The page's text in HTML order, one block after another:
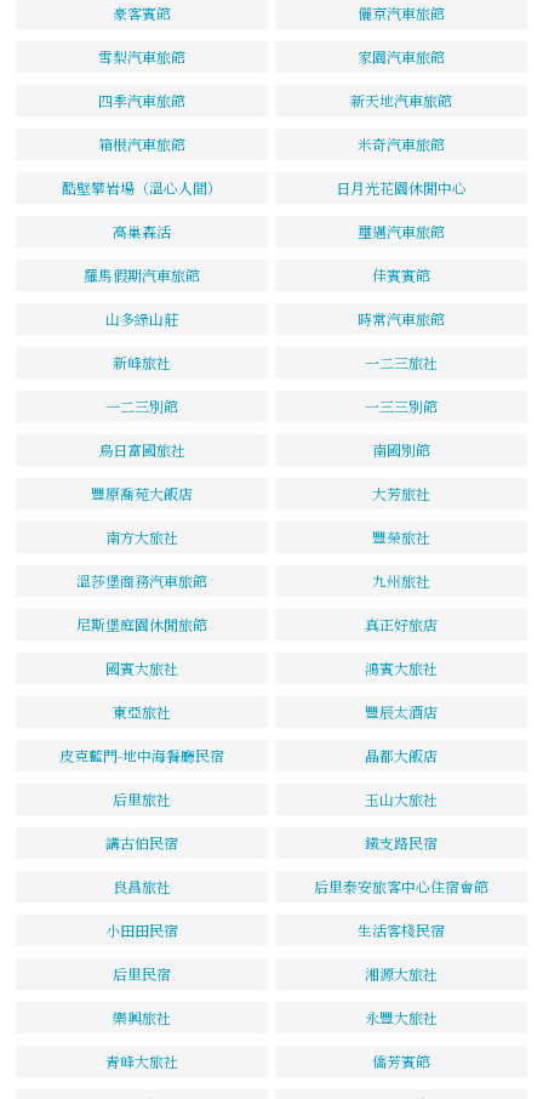
豪客賓館 儷京汽車旅館
雪梨汽車旅館 家園汽車旅館
四季汽車旅館 新天地汽車旅館
箱根汽車旅館 米奇汽車旅館
酷壁攀岩場（溫心人間） 日月光花園休閒中心
高巢森活 璽邁汽車旅館
羅馬假期汽車旅館 佳賓賓館
山多綠山莊 時常汽車旅館
新峰旅社 一二三旅社
一二三別館 一三三別館
烏日富國旅社 南國別館
豐原喬苑大飯店 大芳旅社
南方大旅社 豐榮旅社
溫莎堡商務汽車旅館 九州旅社
尼斯堡庭園休閒旅館 真正好旅店
國賓大旅社 鴻賓大旅社
東亞旅社 豐辰太酒店
皮克藍門-地中海餐廳民宿 晶都大飯店
后里旅社 玉山大旅社
講古伯民宿 鐵支路民宿
良昌旅社 后里泰安旅客中心住宿會館
小田田民宿 生活客棧民宿
后里民宿 湘源大旅社
樂興旅社 永豐大旅社
青峰大旅社 僑芳賓館